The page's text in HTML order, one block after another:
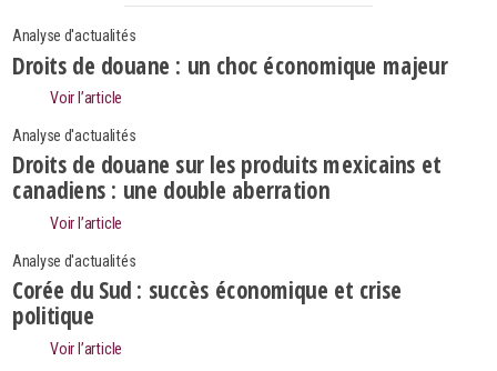
Analyse d'actualités
Droits de douane : un choc économique majeur
Voir l’article
Analyse d'actualités
Droits de douane sur les produits mexicains et
canadiens : une double aberration
Voir l’article
Analyse d'actualités
Corée du Sud : succès économique et crise
politique
Voir l’article
Search